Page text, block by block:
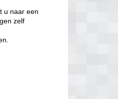
u naar een
zelf